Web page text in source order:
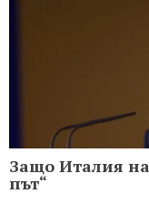
Защо Италия
път“